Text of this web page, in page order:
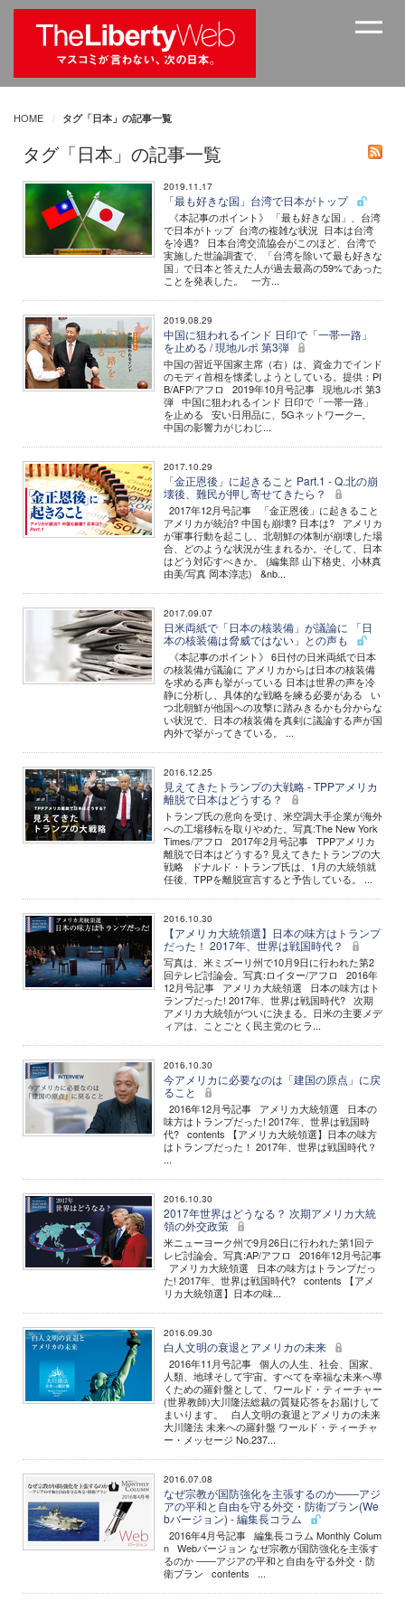
HOME タグ「日本」の記事一覧
タグ「日本」の記事一覧
2019.11.17
「最も好きな国」台湾で日本がトップ
《本記事のポイント》 「最も好きな国」、台湾
で日本がトップ 台湾の複雑な状況 日本は台湾
を冷遇? 日本台湾交流協会がこのほど、台湾で
実施した世論調査で、「台湾を除いて最も好きな
国」で日本と答えた人が過去最高の59%であった
ことを発表した。 一方...
2019.08.29
中国に狙われるインド 日印で「一帯一路」
を止める / 現地ルポ 第3弾
中国の習近平国家主席（右）は、資金力でインド
のモディ首相を懐柔しようとしている。提供：PI
B/AFP/アフロ 2019年10月号記事 現地ルポ 第3
弾 中国に狙われるインド 日印で「一帯一路」
を止める 安い日用品に、5Gネットワーク─。
中国の影響力がじわじ...
2017.10.29
「金正恩後」に起きること Part.1 - Q.北の崩
壊後、難民が押し寄せてきたら？
2017年12月号記事 「金正恩後」に起きること
アメリカが統治? 中国も崩壊? 日本は? アメリカ
が軍事行動を起こし、北朝鮮の体制が崩壊した場
合、どのような状況が生まれるか。そして、日本
はどう対応すべきか。 (編集部 山下格史、小林真
由美/写真 岡本淳志) &nb...
2017.09.07
日米両紙で「日本の核装備」が議論に 「日
本の核装備は脅威ではない」との声も
《本記事のポイント》 6日付の日米両紙で日本
の核装備が議論に アメリカからは日本の核装備
を求める声も挙がっている 日本は世界の声を冷
静に分析し、具体的な戦略を練る必要がある い
つ北朝鮮が他国への攻撃に踏みきるかも分からな
い状況で、日本の核装備を真剣に議論する声が国
内外で挙がってきている。 ...
2016.12.25
見えてきたトランプの大戦略 - TPPアメリカ
離脱で日本はどうする？
トランプ氏の意向を受け、米空調大手企業が海外
への工場移転を取りやめた。写真:The New York
Times/アフロ 2017年2月号記事 TPPアメリカ
離脱で日本はどうする? 見えてきたトランプの大
戦略 ドナルド・トランプ氏は、1月の大統領就
任後、TPPを離脱宣言すると予告している。 ...
2016.10.30
【アメリカ大統領選】日本の味方はトランプ
だった！ 2017年、世界は戦国時代？
写真は、米ミズーリ州で10月9日に行われた第2
回テレビ討論会。写真:ロイター/アフロ 2016年
12月号記事 アメリカ大統領選 日本の味方はト
ランプだった! 2017年、世界は戦国時代? 次期
アメリカ大統領がついに決まる。日米の主要メデ
ィアは、ことごとく民主党のヒラ...
2016.10.30
今アメリカに必要なのは「建国の原点」に戻
ること
2016年12月号記事 アメリカ大統領選 日本の
味方はトランプだった! 2017年、世界は戦国時
代? contents 【アメリカ大統領選】日本の味方
はトランプだった！ 2017年、世界は戦国時代？
...
2016.10.30
2017年世界はどうなる？ 次期アメリカ大統
領の外交政策
米ニューヨーク州で9月26日に行われた第1回テ
レビ討論会。写真:AP/アフロ 2016年12月号記事
アメリカ大統領選 日本の味方はトランプだっ
た! 2017年、世界は戦国時代? contents 【アメ
リカ大統領選】日本の味...
2016.09.30
白人文明の衰退とアメリカの未来
2016年11月号記事 個人の人生、社会、国家、
人類、地球そして宇宙。すべてを幸福な未来へ導
くための羅針盤として、ワールド・ティーチャー
(世界教師)大川隆法総裁の質疑応答をお届けして
まいります。 白人文明の衰退とアメリカの未来
大川隆法 未来への羅針盤 ワールド・ティーチャ
ー・メッセージ No.237...
2016.07.08
なぜ宗教が国防強化を主張するのか――アジ
アの平和と自由を守る外交・防衛プラン(We
bバージョン) - 編集長コラム
2016年4月号記事 編集長コラム Monthly Colum
n Webバージョン なぜ宗教が国防強化を主張す
るのか ――アジアの平和と自由を守る外交・防
衛プラン contents ...